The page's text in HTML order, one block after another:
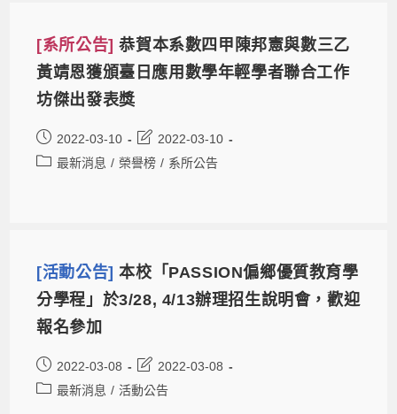
[系所公告]恭賀本系數四甲陳邦憲與數三乙
黃靖恩獲頒臺日應用數學年輕學者聯合工作
坊傑出發表獎
2022-03-10
2022-03-10
最新消息 / 榮譽榜 / 系所公告
[活動公告]本校「PASSION偏鄉優質教育學
分學程」於3/28, 4/13辦理招生說明會，歡迎
報名參加
2022-03-08
2022-03-08
最新消息 / 活動公告